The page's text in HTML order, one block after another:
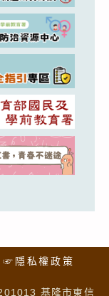
☞隱私權政策
基隆市東信